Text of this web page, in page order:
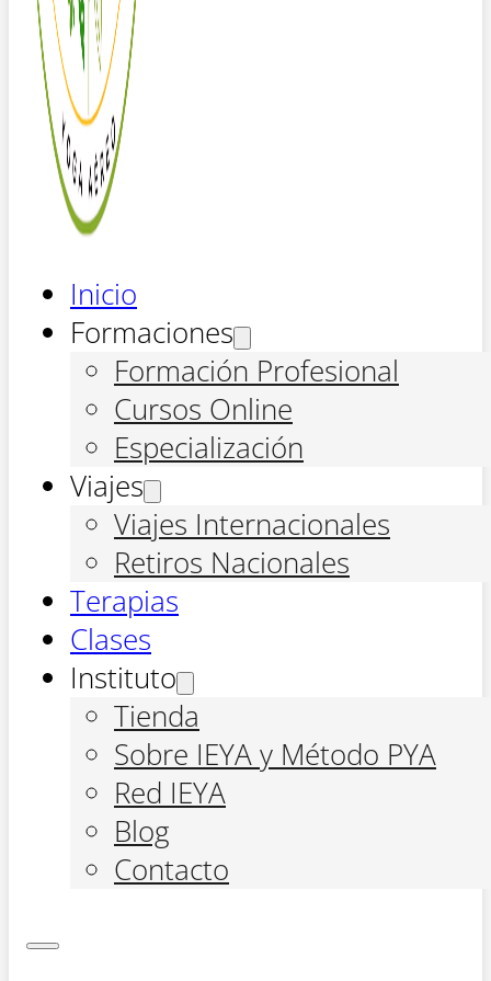
Inicio
Formaciones
Formación Profesional
Cursos Online
Especialización
Viajes
Viajes Internacionales
Retiros Nacionales
Terapias
Clases
Instituto
Tienda
Sobre IEYA y Método PYA
Red IEYA
Blog
Contacto